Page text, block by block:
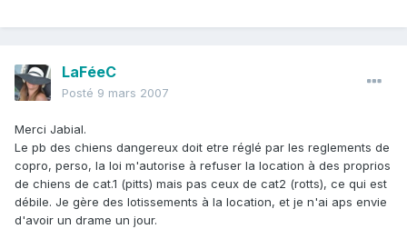
LaFéeC
Posté 9 mars 2007
Merci Jabial.
Le pb des chiens dangereux doit etre réglé par les reglements de
copro, perso, la loi m'autorise à refuser la location à des proprios
de chiens de cat.1 (pitts) mais pas ceux de cat2 (rotts), ce qui est
débile. Je gère des lotissements à la location, et je n'ai aps envie
d'avoir un drame un jour.